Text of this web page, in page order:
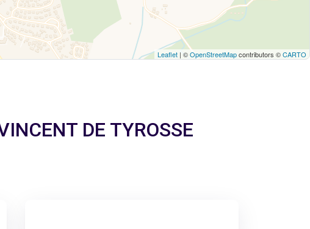
Leaflet | ©OpenStreetMapcontributors ©CARTO
DE TYROSSE